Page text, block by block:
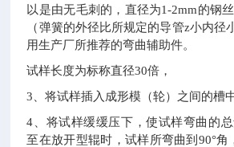
以是由无毛刺的，直径为1-2mm的钢
（弹簧的外径比所规定的导管z小内径
用生产厂所推荐的弯曲辅助件。
试样长度为标称直径30倍，
3 、将试样插入成形模（轮）之间的槽中
4 、将试样缓缓压下，使试样弯曲的
至在放开型辊时，试样所弯曲到90°角